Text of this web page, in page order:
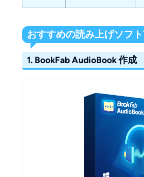
おすすめの読み上げソフ
1. BookFab AudioBook 作成